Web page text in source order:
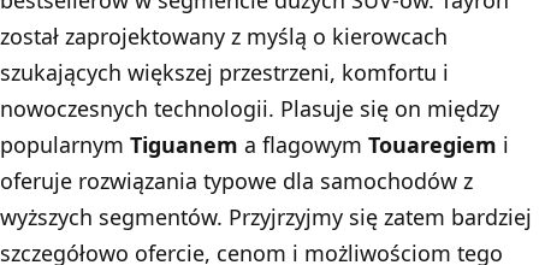
został zaprojektowany z myślą o kierowcach
szukających większej przestrzeni, komfortu i
nowoczesnych technologii. Plasuje się on między
popularnym Tiguanem a flagowym Touaregiem i
oferuje rozwiązania typowe dla samochodów z
wyższych segmentów. Przyjrzyjmy się zatem bardziej
szczegółowo ofercie, cenom i możliwościom tego